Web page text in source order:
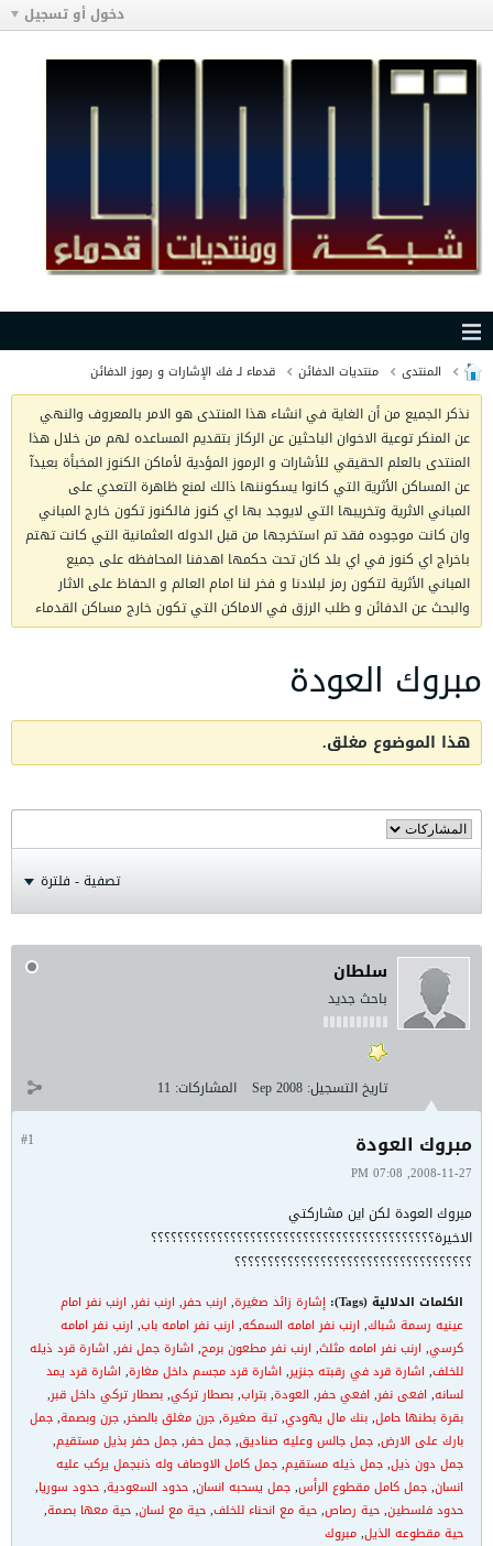
دخول أو تسجيل
المنتدى منتديات الدفائن قدماء لـ فك الإشارات و رموز الدفائن
نذكر الجميع من أن الغاية في انشاء هذا المنتدى هو الامر بالمعروف والنهي
عن المنكر توعية الاخوان الباحثين عن الركاز بتقديم المساعده لهم من خلال هذا
المنتدى بالعلم الحقيقي للأشارات و الرموز المؤدية لأماكن الكنوز المخبأة بعيدآ
عن المساكن الأثرية التي كانوا يسكوننها ذالك لمنع ظاهرة التعدي على
المباني الاثرية وتخريبها التي لايوجد بها اي كنوز فالكنوز تكون خارج المباني
وان كانت موجوده فقد تم استخرجها من قبل الدوله العثمانية التي كانت تهتم
باخراج اي كنوز في اي بلد كان تحت حكمها اهدفنا المحافظه على جميع
المباني الأثرية لتكون رمز لبلادنا و فخر لنا امام العالم و الحفاظ على الاثار
والبحث عن الدفائن و طلب الرزق في الاماكن التي تكون خارج مساكن القدماء
مبروك العودة
هذا الموضوع مغلق.
تصفية - فلترة
سلطان
باحث جديد
تاريخ التسجيل: Sep 2008 المشاركات: 11
#1 مبروك العودة
2008-11-27, 07:08 PM
مبروك العودة لكن اين مشاركتي
الاخيرة؟؟؟؟؟؟؟؟؟؟؟؟؟؟؟؟؟؟؟؟؟؟؟؟؟؟؟؟؟؟؟؟؟؟؟؟؟؟؟؟؟؟؟
؟؟؟؟؟؟؟؟؟؟؟؟؟؟؟؟؟؟؟؟؟؟؟؟؟؟؟؟؟؟؟؟؟؟؟؟
الكلمات الدلالية (Tags): إشارة زائد صغيرة, ارنب حفر, ارنب نفر, ارنب نفر امام
عينيه رسمة شباك, ارنب نفر امامه السمكه, ارنب نفر امامه باب, ارنب نفر امامه
كرسي, ارنب نفر امامه مثلث, ارنب نفر مطعون برمح, اشارة جمل نفر, اشارة قرد ذيله
للخلف, اشارة قرد في رقبته جنزير, اشارة قرد مجسم داخل مغارة, اشارة قرد يمد
لسانه, افعى نفر, افعي حفر, العودة,بتراب,بصطار تركي,بصطار تركي داخل قبر,
بقرة بطنها حامل,بنك مال يهودي,تبة صغيرة,جرن مغلق بالصخر,جرن وبصمة,جمل
بارك على الارض,جمل جالس وعليه صناديق,جمل حفر,جمل حفر بذيل مستقيم,
جمل دون ذيل,جمل ذيله مستقيم,جمل كامل الاوصاف وله ذنبجمل يركب عليه
انسان,جمل كامل مقطوع الرأس,جمل يسحبه انسان,حدود السعودية,حدود سوريا,
حدود فلسطين,حية رصاص,حية مع انحناء للخلف,حية مع لسان,حية معها بصمة,
حية مقطوعه الذيل,مبروك